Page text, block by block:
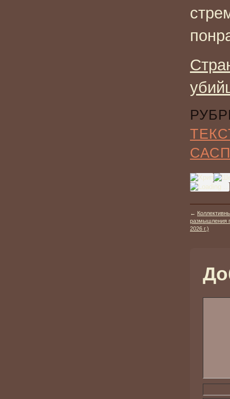
←
размышления
2026 г.)